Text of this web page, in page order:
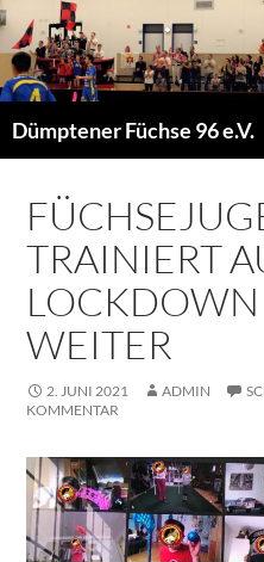
Dümptener Füchse 96 e.V.
SPRINGEN
TRAINIERT
LOCKDOWN
EITER
2. JUNI 2021 ADMIN
KOMMENTAR